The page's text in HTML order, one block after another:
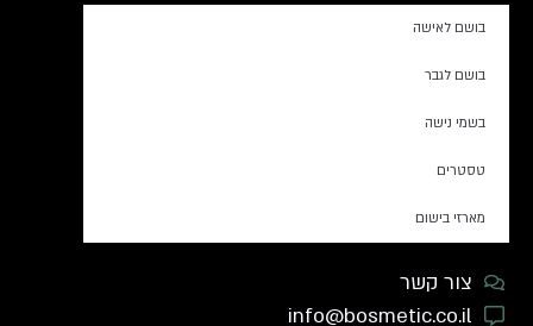
בושם לאישה
בושם לגבר
בשמי נישה
טסטרים
מארזי בישום
צור קשר
info@bosmetic.co.il